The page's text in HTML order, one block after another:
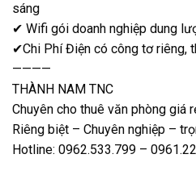
sáng
✔ Wifi gói doanh nghiệp dung
✔Chi Phí Điện có công tơ riêng,
————
THÀNH NAM TNC
Chuyên cho thuê văn phòng giá
Riêng biệt – Chuyên nghiệp –
Hotline: 0962.533.799 –